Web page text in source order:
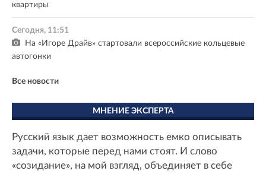
квартиры
Сегодня, 11:51
На «Игоре Драйв» стартовали всероссийские кольцевые
автогонки
Все новости
МНЕНИЕ ЭКСПЕРТА
Русский язык дает возможность емко описывать
задачи, которые перед нами стоят. И слово
«созидание», на мой взгляд, объединяет в себе